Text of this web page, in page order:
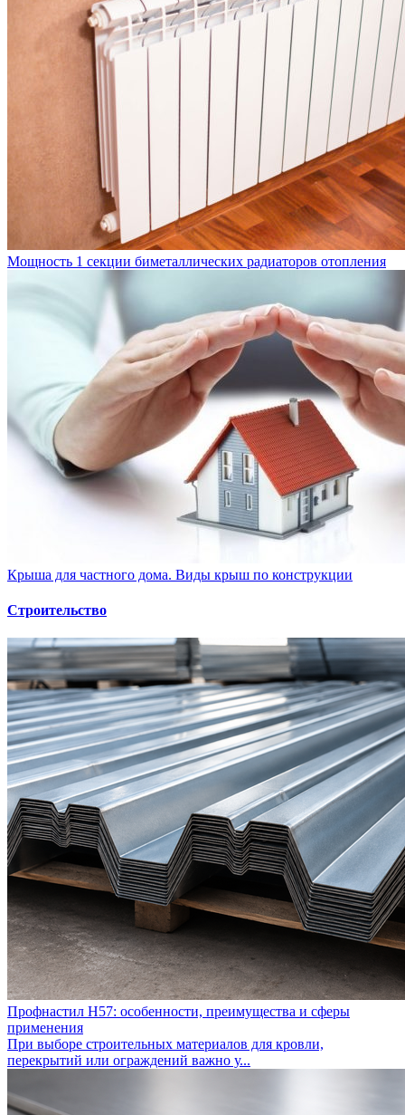
Мощность 1 секции биметаллических радиаторов отопления
Крыша для частного дома. Виды крыш по конструкции
Строительство
Профнастил Н57: особенности, преимущества и сферы
применения
При выборе строительных материалов для кровли,
перекрытий или ограждений важно у...